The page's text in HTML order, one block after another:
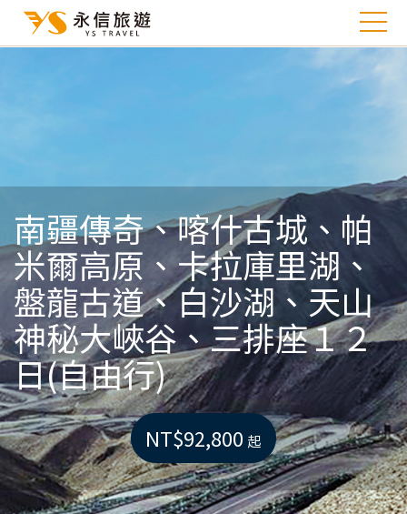
南疆傳奇、喀什古城、帕
米爾高原、卡拉庫里湖、
盤龍古道、白沙湖、天山
神秘大峽谷、三排座１２
日(自由行)
NT$92,800 起